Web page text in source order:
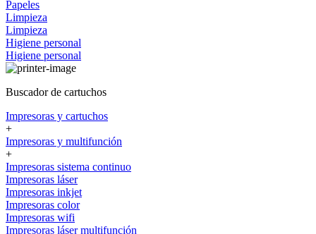
Papeles
Limpieza
Limpieza
Higiene personal
Higiene personal
Buscador de cartuchos
Impresoras y cartuchos
+
Impresoras y multifunción
+
Impresoras sistema continuo
Impresoras láser
Impresoras inkjet
Impresoras color
Impresoras wifi
Impresoras láser multifunción